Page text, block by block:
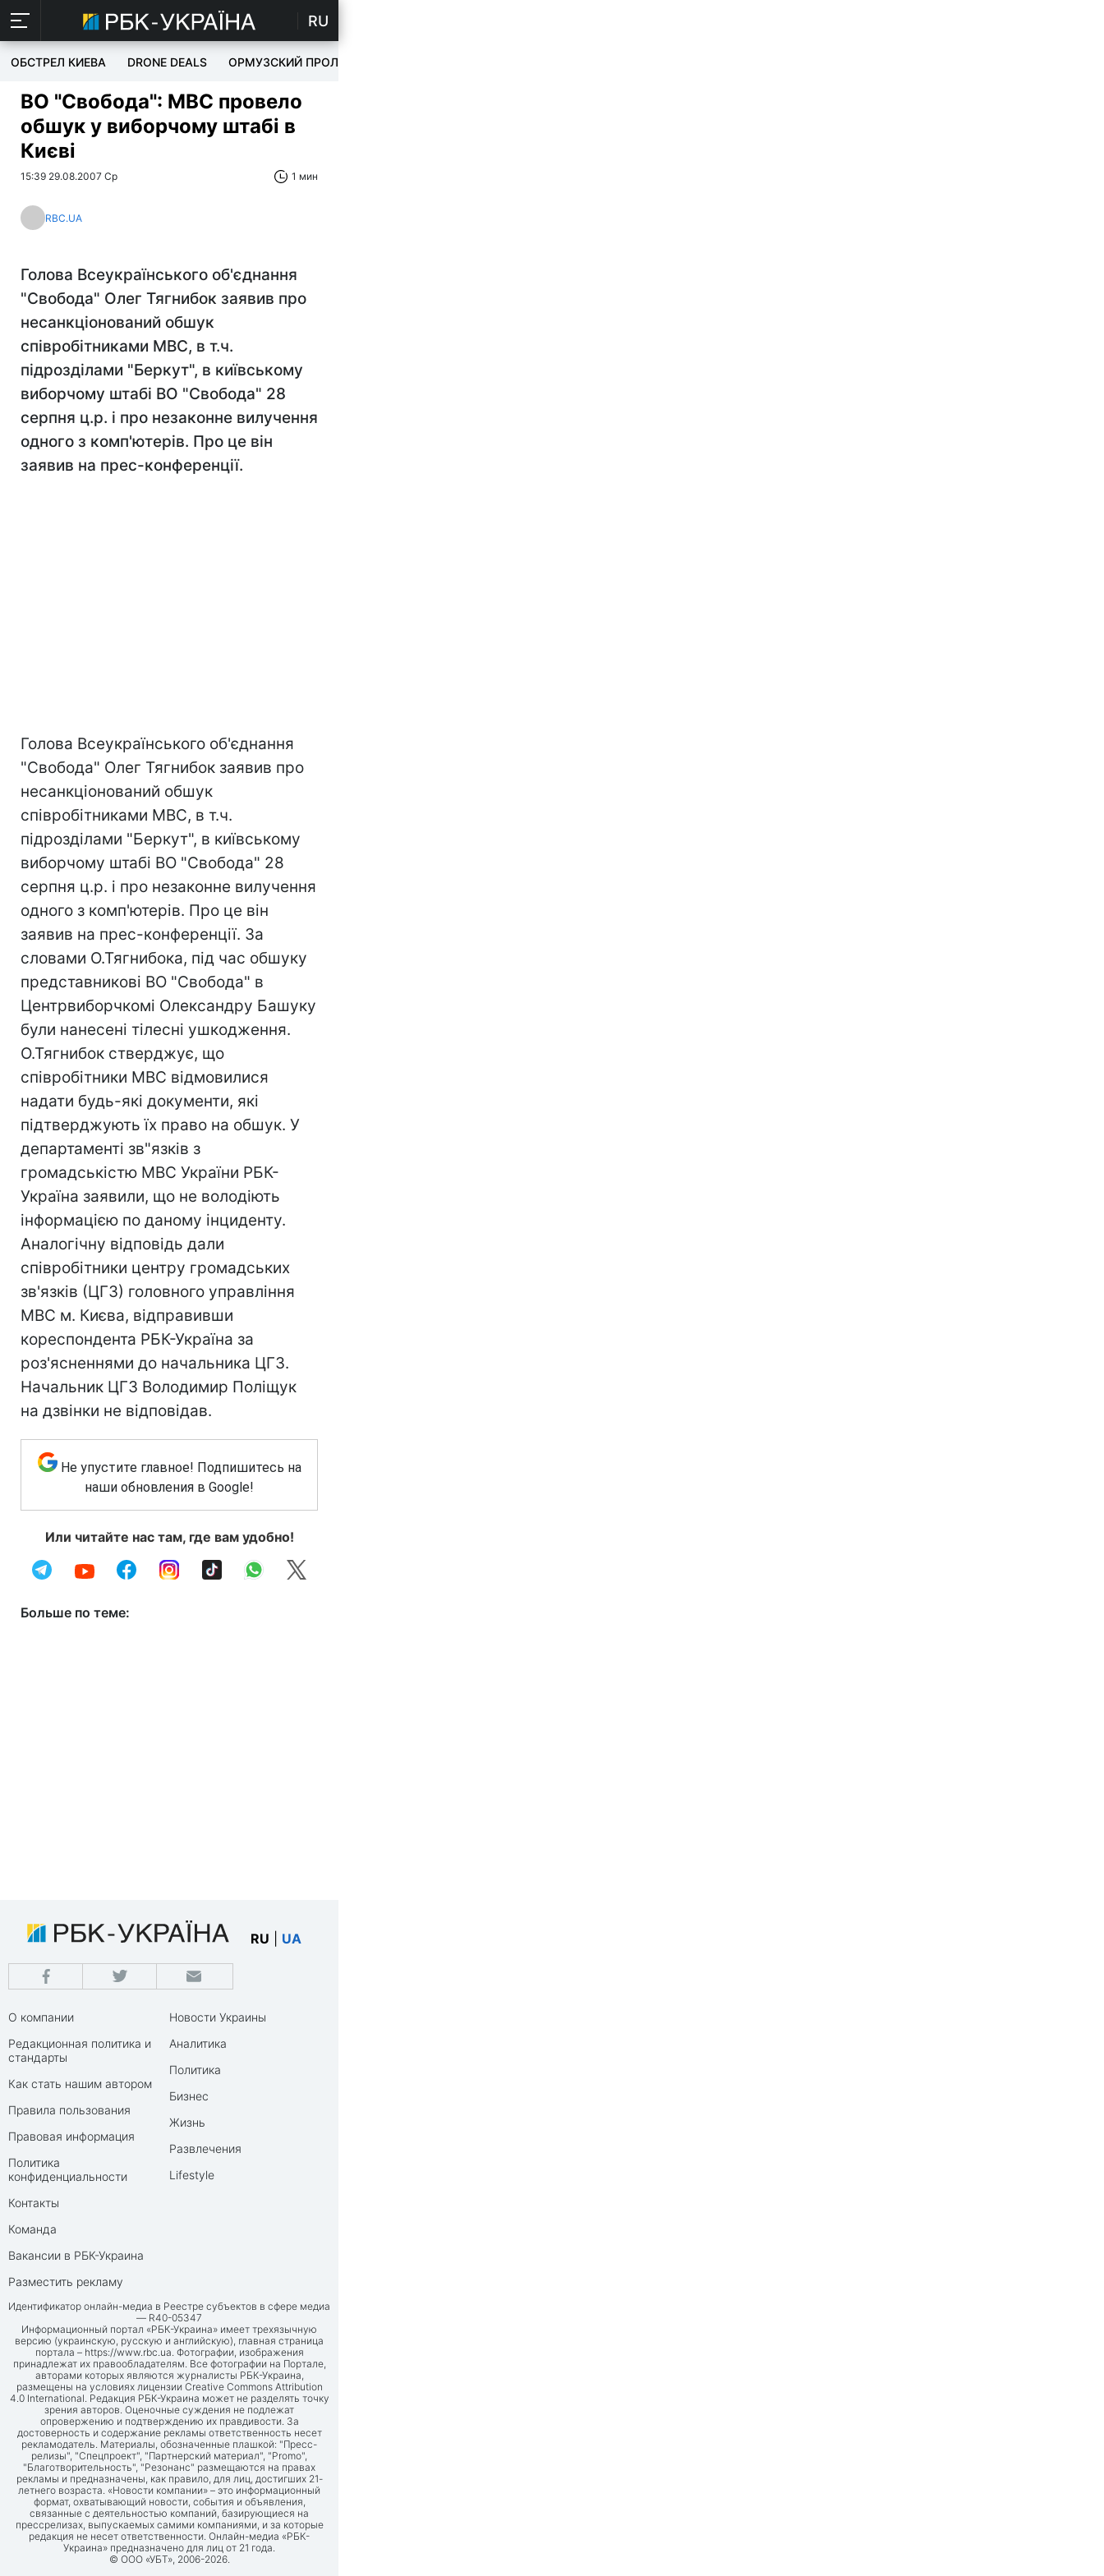
RU
ОБСТРЕЛ КИЕВА DRONE DEALS ОРМУЗСКИЙ ПРОЛИВ
ВО "Свобода": МВС провело
обшук у виборчому штабі в
Києві
15:39 29.08.2007 Ср 1 мин
RBC.UA
Голова Всеукраїнського об'єднання
"Свобода" Олег Тягнибок заявив про
несанкціонований обшук
співробітниками МВС, в т.ч.
підрозділами "Беркут", в київському
виборчому штабі ВО "Свобода" 28
серпня ц.р. і про незаконне вилучення
одного з комп'ютерів. Про це він
заявив на прес-конференції.
Голова Всеукраїнського об'єднання
"Свобода" Олег Тягнибок заявив про
несанкціонований обшук
співробітниками МВС, в т.ч.
підрозділами "Беркут", в київському
виборчому штабі ВО "Свобода" 28
серпня ц.р. і про незаконне вилучення
одного з комп'ютерів. Про це він
заявив на прес-конференції. За
словами О.Тягнибока, під час обшуку
представникові ВО "Свобода" в
Центрвиборчкомі Олександру Башуку
були нанесені тілесні ушкодження.
О.Тягнибок стверджує, що
співробітники МВС відмовилися
надати будь-які документи, які
підтверджують їх право на обшук. У
департаменті зв"язків з
громадськістю МВС України РБК-
Україна заявили, що не володіють
інформацією по даному інциденту.
Аналогічну відповідь дали
співробітники центру громадських
зв'язків (ЦГЗ) головного управління
МВС м. Києва, відправивши
кореспондента РБК-Україна за
роз'ясненнями до начальника ЦГЗ.
Начальник ЦГЗ Володимир Поліщук
на дзвінки не відповідав.
Не упустите главное! Подпишитесь на
наши обновления в Google!
Или читайте нас там, где вам удобно!
Больше по теме:
RU UA
О компании
Редакционная политика и
стандарты
Как стать нашим автором
Правила пользования
Правовая информация
Политика
конфиденциальности
Контакты
Команда
Вакансии в РБК-Украина
Разместить рекламу
Новости Украины
Аналитика
Политика
Бизнес
Жизнь
Развлечения
Lifestyle
Идентификатор онлайн-медиа в Реестре субъектов в сфере медиа
— R40-05347
Информационный портал «РБК-Украина» имеет трехязычную
версию (украинскую, русскую и английскую), главная страница
портала – https://www.rbc.ua. Фотографии, изображения
принадлежат их правообладателям. Все фотографии на Портале,
авторами которых являются журналисты РБК-Украина,
размещены на условиях лицензии Creative Commons Attribution
4.0 International. Редакция РБК-Украина может не разделять точку
зрения авторов. Оценочные суждения не подлежат
опровержению и подтверждению их правдивости. За
достоверность и содержание рекламы ответственность несет
рекламодатель. Материалы, обозначенные плашкой: "Пресс-
релизы", "Спецпроект", "Партнерский материал", "Promo",
"Благотворительность", "Резонанс" размещаются на правах
рекламы и предназначены, как правило, для лиц, достигших 21-
летнего возраста. «Новости компании» – это информационный
формат, охватывающий новости, события и объявления,
связанные с деятельностью компаний, базирующиеся на
прессрелизах, выпускаемых самими компаниями, и за которые
редакция не несет ответственности. Онлайн-медиа «РБК-
Украина» предназначено для лиц от 21 года.
© ООО «УБТ», 2006-2026.